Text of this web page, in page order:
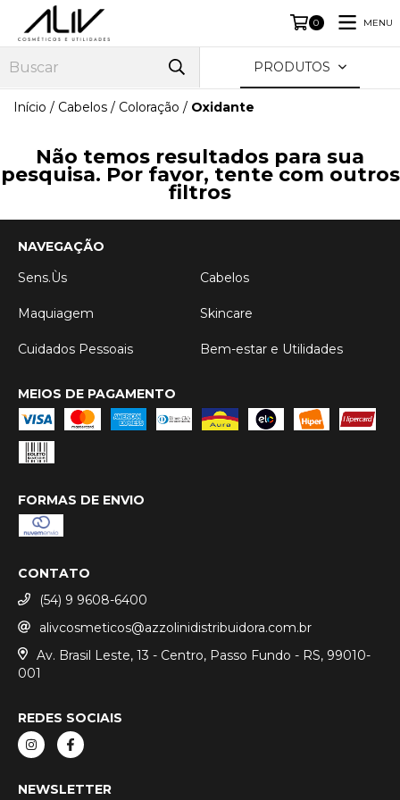
0 MENU
PRODUTOS
Início / Cabelos / Coloração / Oxidante
Não temos resultados para sua
pesquisa. Por favor, tente com outros
filtros
NAVEGAÇÃO
Sens.Ùs
Cabelos
Maquiagem Skincare
Cuidados Pessoais Bem-estar e Utilidades
MEIOS DE PAGAMENTO
FORMAS DE ENVIO
CONTATO
(54) 9 9608-6400
alivcosmeticos@azzolinidistribuidora.com.br
Av. Brasil Leste, 13 - Centro, Passo Fundo - RS, 99010-
001
REDES SOCIAIS
NEWSLETTER